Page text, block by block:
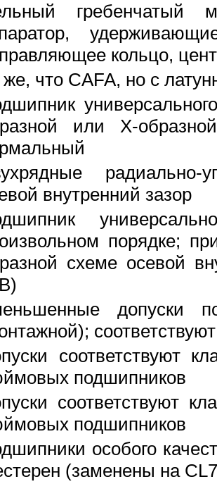
гребенчатый
кольцо,
что CAFA, но с
или Х-
радиально-
внутренний зазор
порядке;
схеме осевой
соответствуют
подшипников
соответствуют
подшипников
особого
(заменены на